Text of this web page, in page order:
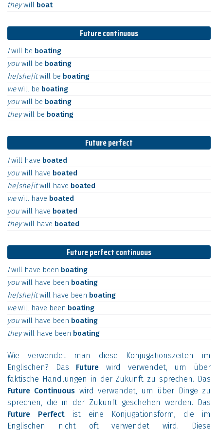
theywill boat
Future continuous
Iwill be boating
you will be boating
he|she|itwill be boating
wewill be boating
you will be boating
theywill be boating
Future perfect
Iwill have boated
you will have boated
he|she|itwill have boated
wewill have boated
you will have boated
theywill have boated
Future perfect continuous
Iwill have been boating
you will have been boating
he|she|itwill have been boating
wewill have been boating
you will have been boating
theywill have been boating
Wie verwendet man diese Konjugationszeiten im
Englischen? Das Future wird verwendet, um über
faktische Handlungen in der Zukunft zu sprechen. Das
Future Continuous wird verwendet, um über Dinge zu
sprechen, die in der Zukunft geschehen werden. Das
Future Perfect ist eine Konjugationsform, die im
Englischen nicht oft verwendet wird. Diese